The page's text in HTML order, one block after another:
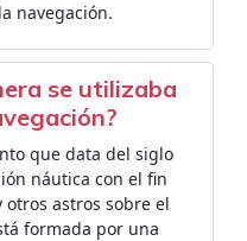
navegación.
se utilizaba
que data del siglo
náutica con el fin
astros sobre el
formada por una